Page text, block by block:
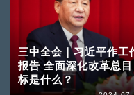
三中全会｜习近平作工
报告 全面深化改革总目
标是什么？